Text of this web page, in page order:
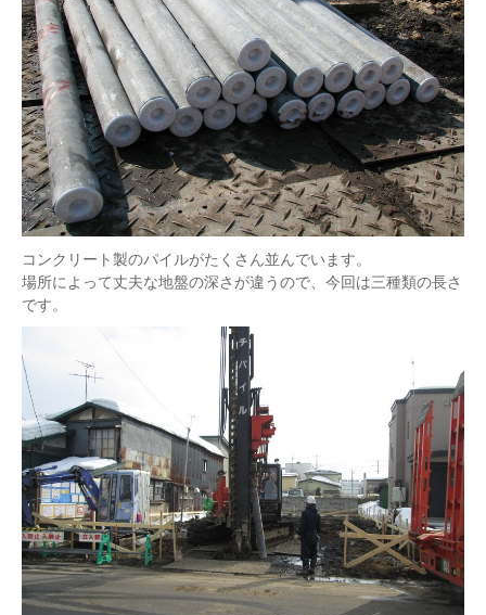
コンクリート製のパイルがたくさん並んでいます。
場所によって丈夫な地盤の深さが違うので、今回は三種類の長さ
です。